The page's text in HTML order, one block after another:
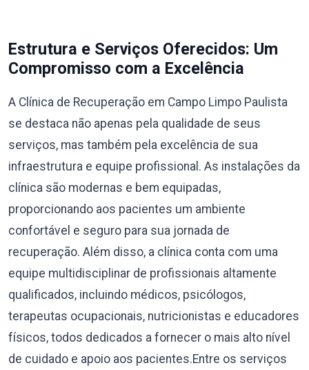
Estrutura e Serviços Oferecidos: Um
Compromisso com a Excelência
A Clínica de Recuperação em Campo Limpo Paulista
se destaca não apenas pela qualidade de seus
serviços, mas também pela excelência de sua
infraestrutura e equipe profissional. As instalações da
clínica são modernas e bem equipadas,
proporcionando aos pacientes um ambiente
confortável e seguro para sua jornada de
recuperação. Além disso, a clínica conta com uma
equipe multidisciplinar de profissionais altamente
qualificados, incluindo médicos, psicólogos,
terapeutas ocupacionais, nutricionistas e educadores
físicos, todos dedicados a fornecer o mais alto nível
de cuidado e apoio aos pacientes.Entre os serviços